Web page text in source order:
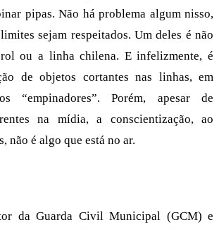
pipas. Não há problema algum nisso,
sejam respeitados. Um deles é não
ou a linha chilena. E infelizmente, é
de objetos cortantes nas linhas, em
“empinadores”. Porém, apesar de
na mídia, a conscientização, ao
não é algo que está no ar.
da Guarda Civil Municipal (GCM) e